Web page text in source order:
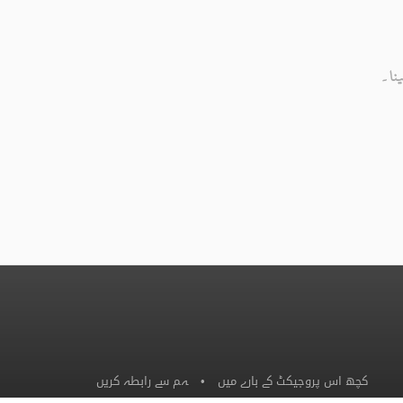
کچھ اس پروجیکٹ کے بارے میں • ہم سے رابطہ کریں